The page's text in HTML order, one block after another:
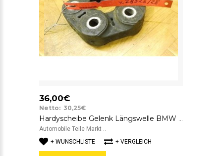
36,00€
Netto: 30,25€
Hardyscheibe Gelenk Längswelle BMW 7522027 SGF GAB01-023
Automobile Teile Markt ..
+ WUNSCHLISTE
+ VERGLEICH